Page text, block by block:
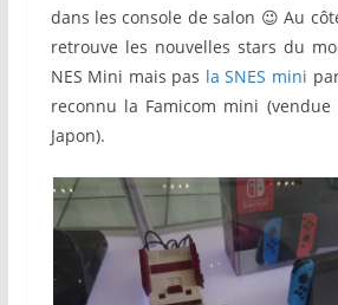
dans les console de salon 😉 Au
retrouve les nouvelles stars du
NES Mini mais pas la SNES mini
reconnu la Famicom mini (vendue
Japon).